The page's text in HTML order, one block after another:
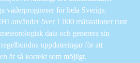
väderprognoser för hela Sverige,
använder över 1 000 mätstationer runt
data och generera sin
uppdateringar för att
är så korrekt som möjligt.